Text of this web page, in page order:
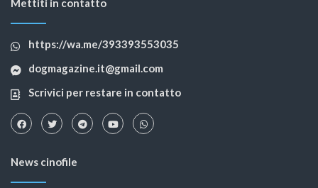
Mettiti in contatto
https://wa.me/393393553035
dogmagazine.it@gmail.com
Scrivici per restare in contatto
News cinofile